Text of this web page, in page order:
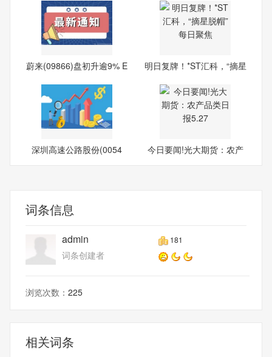
蔚来(09866)盘初升逾9% E
明日复牌！*ST汇科，“摘星
深圳高速公路股份(0054
今日要闻!光大期货：农产
词条信息
admin 181
词条创建者
浏览次数： 225
相关词条